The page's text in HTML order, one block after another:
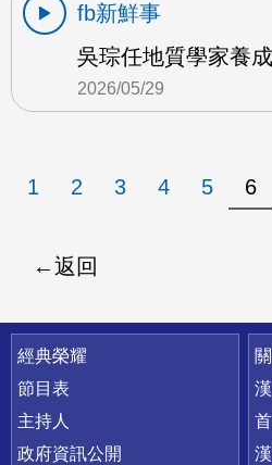
fb新鮮事
吳琮任地質學家養
2026/05/29
1 2 3 4 5 6
返回
快速連結
經典榮耀
節目表
主持人
政府資訊公開